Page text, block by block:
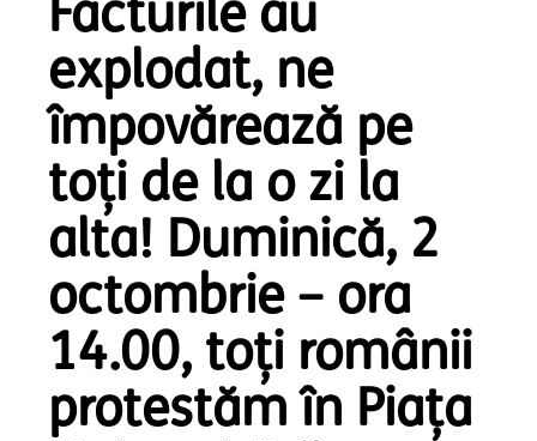
Facturile au
explodat, ne
împovărează pe
toți de la o zi la
alta! Duminică, 2
octombrie – ora
14.00, toți românii
protestăm în Piața